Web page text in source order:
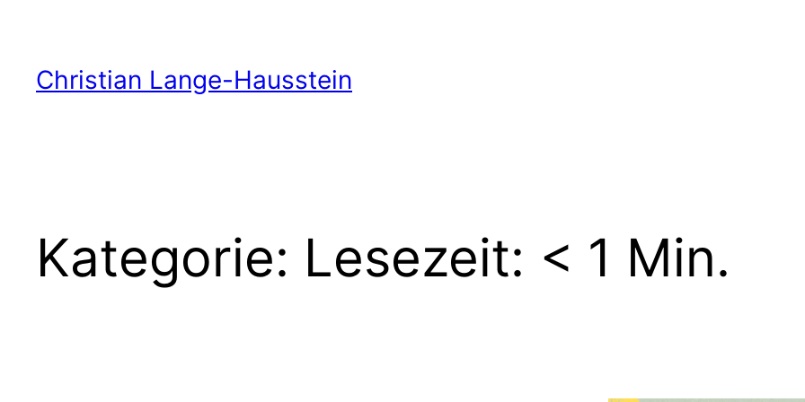
springen
Christian Lange-Hausstein
Kategorie: Lesezeit: < 1 Min.